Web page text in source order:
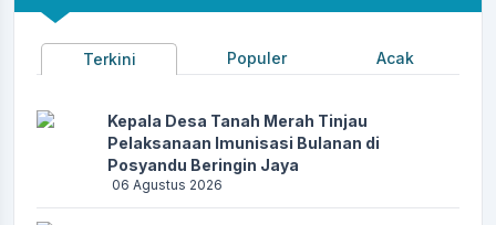
Terkini Populer Acak
Kepala Desa Tanah Merah Tinjau
Pelaksanaan Imunisasi Bulanan di
Posyandu Beringin Jaya
06 Agustus 2026